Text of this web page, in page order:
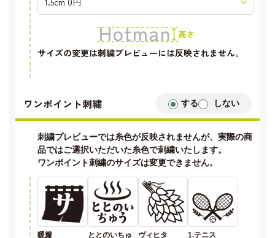
サイズの変更は刺繍プレビューには反映されません。
ワンポイント刺繍 する しない
刺繍プレビューでは糸色が反映されませんが、実際の商
品ではご選択いただいた糸色で刺繍いたします。
ワンポイント刺繍のサイズは変更できません。
暖簾
ととのいちゅ
ヴィヒタ 1.テニス